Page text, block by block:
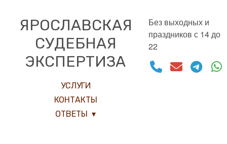
ЯРОСЛАВСКАЯ
СУДЕБНАЯ
ЭКСПЕРТИЗА
УСЛУГИ
КОНТАКТЫ
ОТВЕТЫ
Без выходных и
праздников с 14 до
22